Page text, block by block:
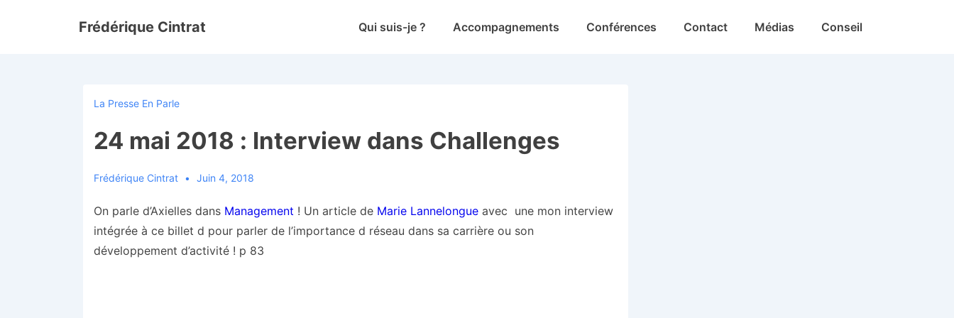
Frédérique Cintrat
MainQui suis-je ? Accompagnements Conférences Contact Médias Conseil
La Presse En Parle
24 mai 2018 : Interview dans Challenges
Frédérique Cintrat Juin 4, 2018
On parle d’Axielles dans Management ! Un article de Marie Lannelongue avec une mon interview
intégrée à ce billet d pour parler de l’importance d réseau dans sa carrière ou son
développement d’activité ! p 83